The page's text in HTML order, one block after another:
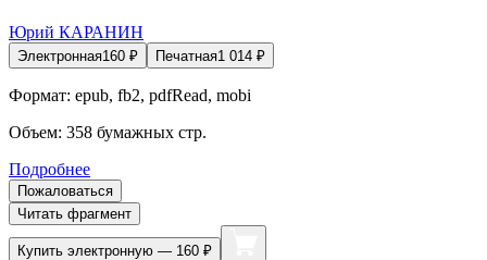
Юрий КАРАНИН
Электронная160 ₽ Печатная1 014 ₽
Формат: epub, fb2, pdfRead, mobi
Объем: 358 бумажных стр.
Подробнее
Пожаловаться
Читать фрагмент
Купить электронную — 160 ₽